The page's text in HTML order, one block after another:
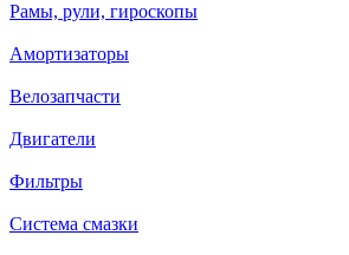
Рамы, рули, гироскопы
Амортизаторы
Велозапчасти
Двигатели
Фильтры
Система смазки